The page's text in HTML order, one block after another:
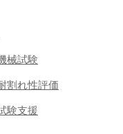
械試験
割れ性評価
験支援